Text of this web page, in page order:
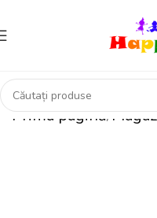
Prima pagină